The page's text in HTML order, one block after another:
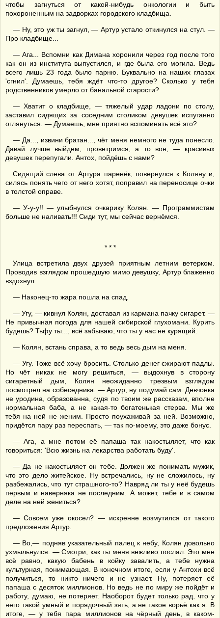
чтобы загнуться от какой-нибудь онкологии и быть
похороненным на задворках городского кладбища.
— Ну, это уж ты загнул, — Артур устало откинулся на стул. —
Про кладбище...
— Ага... Вспомни как Димана хоронили через год после того
как он из института выпустился, и где была его могила. Ведь
всего лишь 23 года было парню. Буквально на наших глазах
'сгнил'. Думаешь, тебя ждёт что-то другое? Сколько у тебя
родственников умерло от банальной старости?
— Хватит о кладбище, — тяжелый удар ладони по столу,
заставил сидящих за соседним столиком девушек испуганно
оглянуться. — Думаешь, мне приятно вспоминать всё это?
— Да..., извини братан..., чёт меня немного не туда понесло.
Давай лучше выйдем, проветримся, а то вон, — красивых
девушек перепугали. Антох, пойдёшь с нами?
Сидящий слева от Артура паренёк, повернулся к Коляну и,
силясь понять чего от него хотят, поправил на переносице очки
в толстой оправе.
— У-у-у!! — улыбнулся очкарику Колян. — Программистам
больше не наливать!!! Сиди тут, мы сейчас вернёмся.
* * *
Улица встретила двух друзей приятным летним ветерком.
Проводив взглядом прошедшую мимо девушку, Артур блаженно
вздохнул
— Наконец-то жара пошла на спад.
— Угу, — кивнул Колян, доставая из кармана пачку сигарет. —
Не привычная погода для нашей сибирской глухомани. Курить
будешь? Тьфу ты..., всё забываю, что ты у нас не курящий.
— Колян, встань справа, а то ведь весь дым на меня.
— Угу. Тоже всё хочу бросить. Столько денег сжирают падлы.
Но чёт никак не могу решиться, — выдохнув в сторону
сигаретный дым, Колян неожиданно трезвым взглядом
посмотрел на собеседника. — Артур, ну подумай сам. Девчонка
не уродина, образованна, судя по твоим же рассказам, вполне
нормальная баба, а не какая-то богатенькая стерва. Мы же
тебя на ней не женим. Просто поухаживай за ней. Возможно,
придётся пару раз переспать, — так по-моему, это даже бонус.
— Ага, а мне потом её папаша так накостыляет, что как
говориться: 'Всю жизнь на лекарства работать буду'.
— Да не накостыляет он тебе. Должен же понимать мужик,
что это дело житейское. Ну встречались, ну не сложилось, ну
разбежались, что тут страшного-то? Навряд ли ты у неё будешь
первым и наверняка не последним. А может, тебе и в самом
деле на ней жениться?
— Совсем уже окосел? — искренне возмутился от такого
предложения Артур.
— Во,— подняв указательный палец к небу, Колян довольно
ухмыльнулся. — Смотри, как ты меня вежливо послал. Это мне
всё равно, какую бабень в койку завалить, а тебе нужна
культурная, понимающая. В конечном итоге, если у Антохи всё
получиться, то никто ничего и не узнает. Ну, потеряет её
папаша с десяток миллионов. Но ведь не по миру же пойдёт и
работу, думаю, не потеряет. Наоборот будет только рад, что у
него такой умный и порядочный зять, а не такое ворьё как я. В
итоге, — у тебя пара миллионов на чёрный день, в каком-